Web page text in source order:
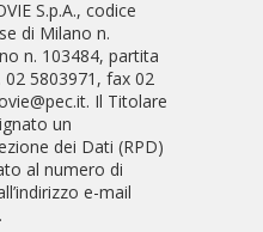
S.p.A., codice
di Milano n.
n. 103484, partita
02 5803971, fax 02
Il Titolare
un
dei Dati (RPD)
al numero di
e-mail